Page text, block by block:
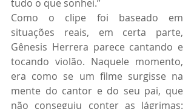
tudo o que sonhei.”
Como o clipe foi baseado em
situações reais, em certa parte,
Gênesis Herrera parece cantando e
tocando violão. Naquele momento,
era como se um filme surgisse na
mente do cantor e do seu pai, que
não conseguiu conter as lágrimas: